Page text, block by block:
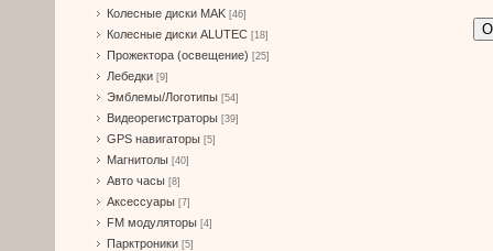
Колесные диски MAK [46]
Колесные диски ALUTEC [18]
Прожектора (освещение) [25]
Лебедки [9]
Эмблемы/Логотипы [54]
Видеорегистраторы [39]
GPS навигаторы [5]
Магнитолы [40]
Авто часы [8]
Аксессуары [7]
FM модуляторы [4]
Парктроники [5]